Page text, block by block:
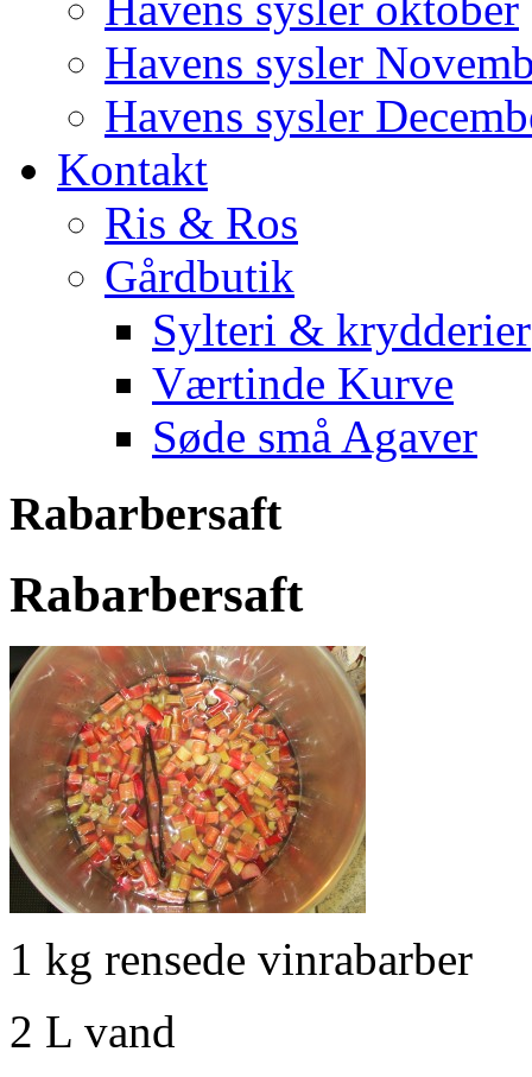
Havens sysler
Havens sysler
Kontakt
Ris & Ros
Gårdbutik
Sylteri & krydderier
Værtinde Kurve
Søde små Agaver
Rabarbersaft
Rabarbersaft
1 kg rensede vinrabarber
2 L vand